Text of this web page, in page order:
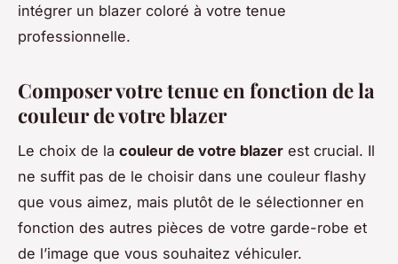
intégrer un blazer coloré à votre tenue
professionnelle.
Composer votre tenue en fonction de la
couleur de votre blazer
Le choix de la couleur de votre blazer est crucial. Il
ne suffit pas de le choisir dans une couleur flashy
que vous aimez, mais plutôt de le sélectionner en
fonction des autres pièces de votre garde-robe et
de l’image que vous souhaitez véhiculer.